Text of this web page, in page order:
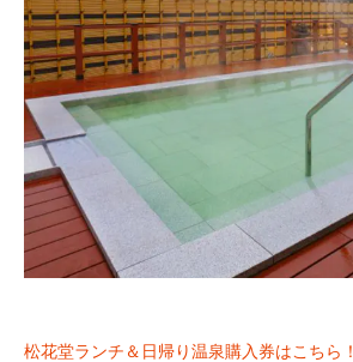
松花堂ランチ＆日帰り温泉購入券はこちら！